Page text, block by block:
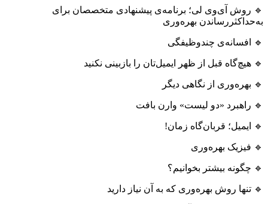
🔹 روش آی‌وی لی؛ برنامه‌ی پیشنهادی متخصصان برای
به‌حداکثررساندن بهره‌وری
🔹 افسانه‌ی چندوظیفگی
🔹 هیچ‌گاه قبل از ظهر ایمیل‌تان را بازبینی نکنید
🔹 بهره‌وری از نگاهی دیگر
🔹 راهبرد «دو لیست» وارن ‌بافت
🔹 ایمیل؛ قربان‌گاه زمان!
🔹 فیزیک بهره‌وری
🔹 چگونه بیشتر بخوانیم؟
🔹 تنها روش بهره‌وری که به آن نیاز دارید